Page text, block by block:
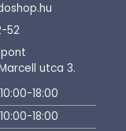
52
utca 3.
10:00-18:00
10:00-18:00